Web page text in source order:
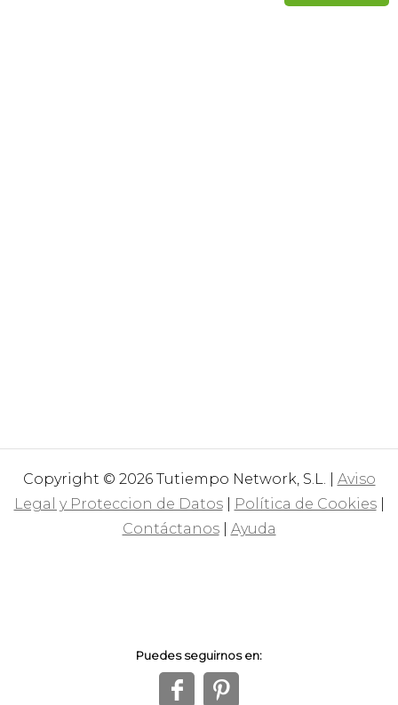
Copyright © 2026 Tutiempo Network, S.L. | Aviso
Legal y Proteccion de Datos| Política de Cookies|
Contáctanos| Ayuda
Puedes seguirnos en:
f 1